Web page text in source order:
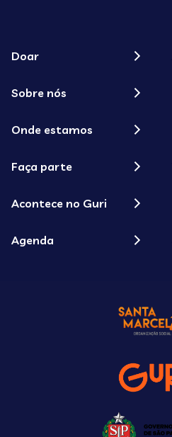
Doar
Sobre nós
Onde estamos
Faça parte
Acontece no Guri
Agenda